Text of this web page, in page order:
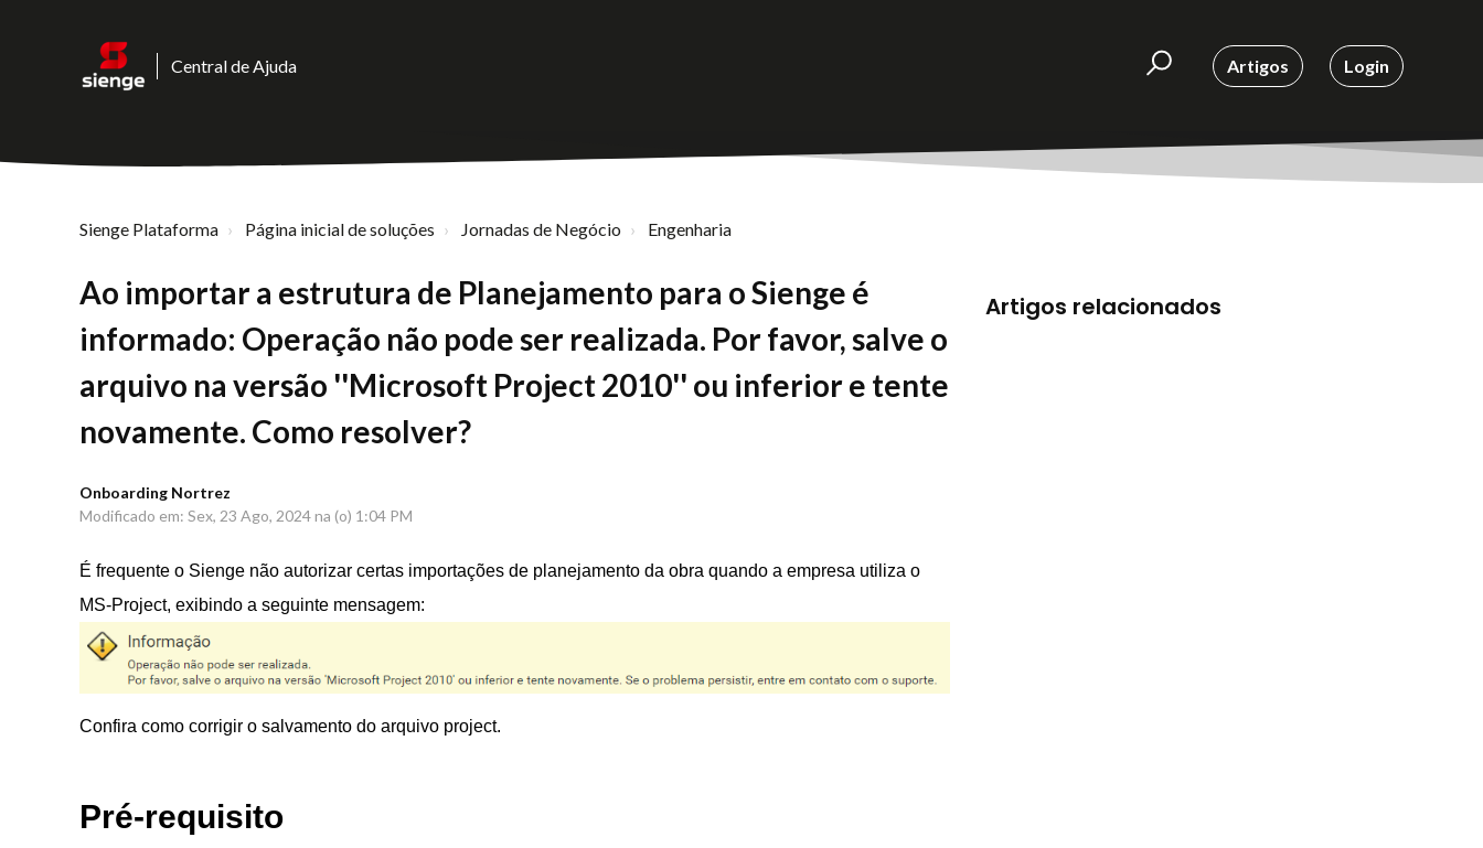
Central de Ajuda Artigos Login
Sienge Plataforma Página inicial de soluções Jornadas de Negócio Engenharia
Ao importar a estrutura de Planejamento para o Sienge é
informado: Operação não pode ser realizada. Por favor, salve o
arquivo na versão ''Microsoft Project 2010'' ou inferior e tente
novamente. Como resolver?
Onboarding Nortrez
Modificado em: Sex, 23 Ago, 2024 na (o) 1:04 PM
É frequente o Sienge não autorizar certas importações de planejamento da obra quando a empresa utiliza o
MS-Project, exibindo a seguinte mensagem:
Confira como corrigir o salvamento do arquivo project.
Pré-requisito
Artigos relacionados